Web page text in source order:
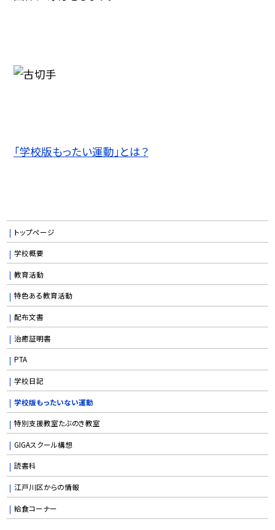
「学校版もったい運動」とは？
トップページ
学校概要
教育活動
特色ある教育活動
配布文書
治癒証明書
PTA
学校日記
学校版もったいない運動
特別支援教室たぶのき教室
GIGAスクール構想
読書科
江戸川区からの情報
給食コーナー